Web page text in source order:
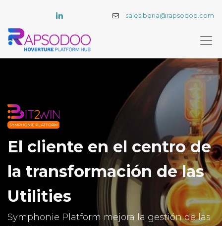
salesiberia@rapsodoo.com
El cliente en el centro de
la transformación de las
Utilities
Symphonie Platform mejora la gestión de las